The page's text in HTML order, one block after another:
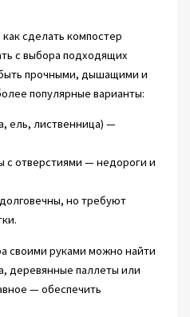
сделать компостер
с выбора подходящих
прочными, дышащими и
популярные варианты:
ель, лиственница) —
с отверстиями — недороги и
но требуют
своими руками можно найти
деревянные паллеты или
— обеспечить